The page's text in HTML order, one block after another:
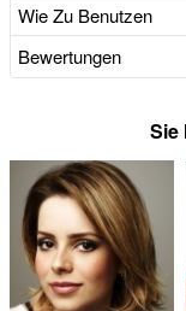
Wie Zu Benutzen
Bewertungen
Sie